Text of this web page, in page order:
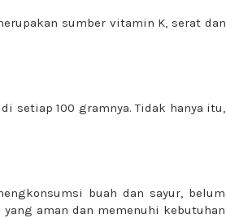
sumber vitamin K, serat dan
setiap 100 gramnya. Tidak hanya itu,
buah dan sayur, belum
aman dan memenuhi kebutuhan